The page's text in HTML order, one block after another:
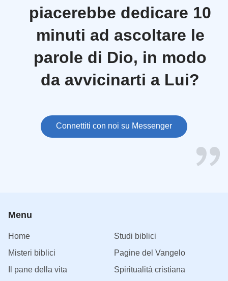
piacerebbe dedicare 10
minuti ad ascoltare le
parole di Dio, in modo
da avvicinarti a Lui?
Connettiti con noi su Messenger
Menu
Home
Studi biblici
Misteri biblici
Pagine del Vangelo
Il pane della vita
Spiritualità cristiana